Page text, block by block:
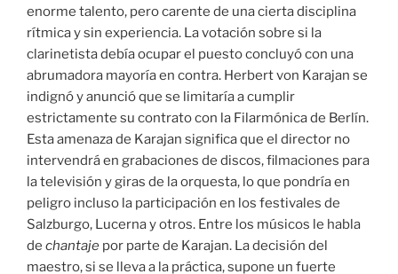
enorme talento, pero carente de una cierta disciplina
rítmica y sin experiencia. La votación sobre si la
clarinetista debía ocupar el puesto concluyó con una
abrumadora mayoría en contra. Herbert von Karajan se
indignó y anunció que se limitaría a cumplir
estrictamente su contrato con la Filarmónica de Berlín.
Esta amenaza de Karajan significa que el director no
intervendrá en grabaciones de discos, filmaciones para
la televisión y giras de la orquesta, lo que pondría en
peligro incluso la participación en los festivales de
Salzburgo, Lucerna y otros. Entre los músicos le habla
de chantaje por parte de Karajan. La decisión del
maestro, si se lleva a la práctica, supone un fuerte